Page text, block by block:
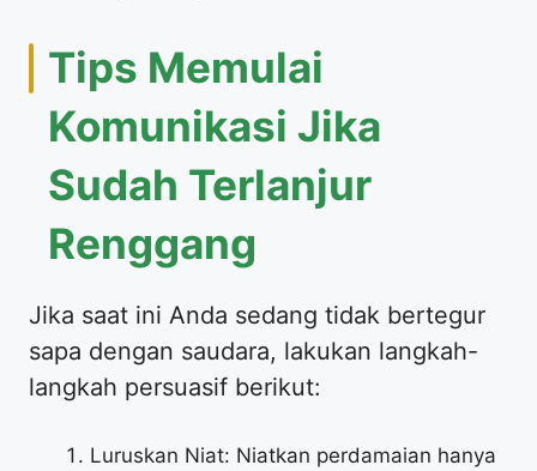
Tips Memulai
Komunikasi Jika
Sudah Terlanjur
Renggang
Jika saat ini Anda sedang tidak bertegur
sapa dengan saudara, lakukan langkah-
langkah persuasif berikut:
Luruskan Niat: Niatkan perdamaian hanya